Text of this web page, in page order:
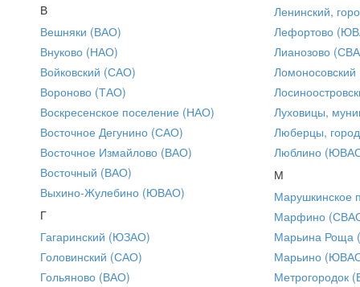
В
Вешняки (ВАО)
Внуково (НАО)
Войковский (САО)
Вороново (ТАО)
Воскресенское поселение (НАО)
Восточное Дегунино (САО)
Восточное Измайлово (ВАО)
Восточный (ВАО)
Выхино-Жулебино (ЮВАО)
Г
Гагаринский (ЮЗАО)
Головинский (САО)
Гольяново (ВАО)
Ленинский,
Лефортово
Лианозово
Луховицы,
Люберцы,
Люблино
М
Марушкинское
Марфино
Марьина Роща
Марьино
Метрогородок